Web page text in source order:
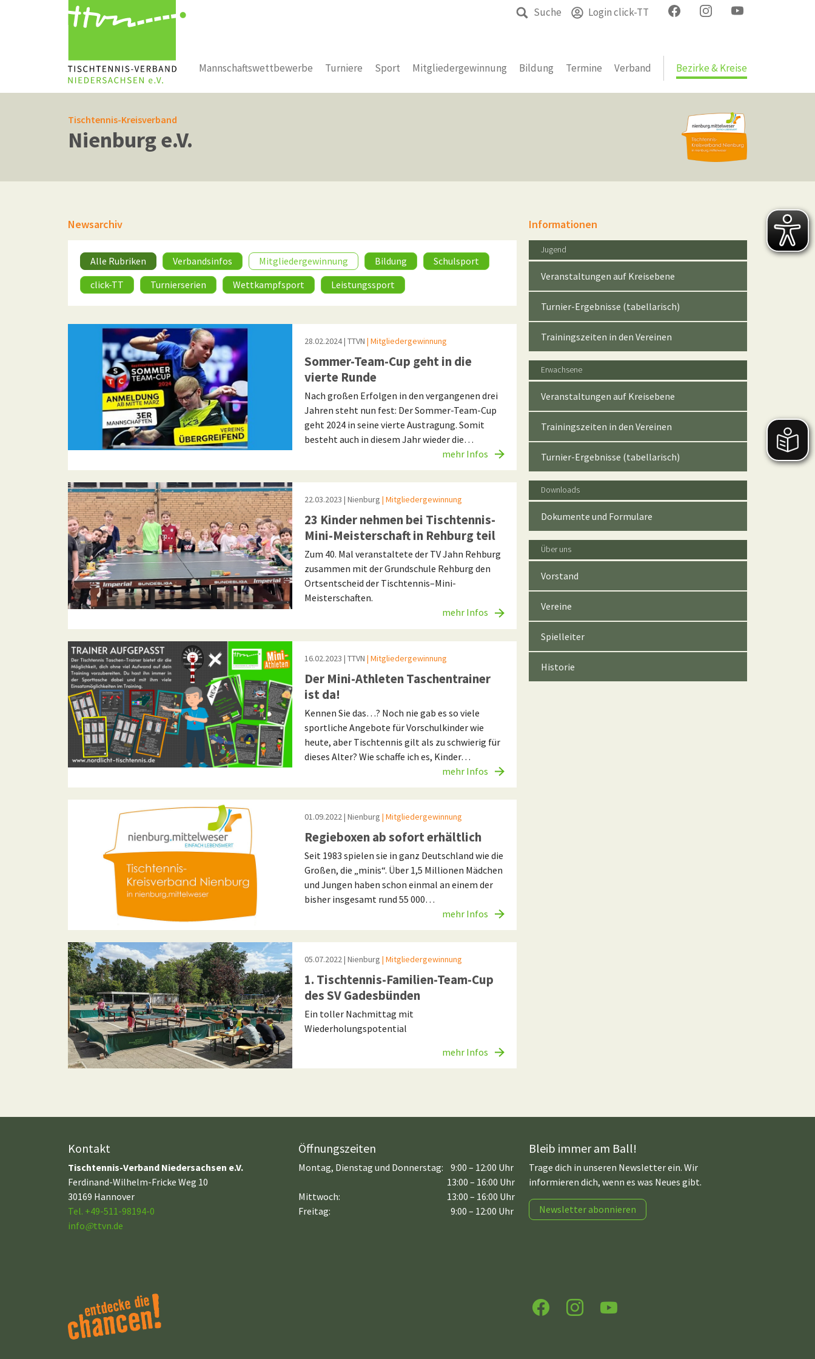
Suche Login click-TT
Mannschaftswettbewerbe Turniere Sport Mitgliedergewinnung Bildung Termine Verband Bezirke & Kreise
Tischtennis-Kreisverband
Nienburg e.V.
Newsarchiv
Alle Rubriken Verbandsinfos Mitgliedergewinnung Bildung
Schulsport
click-TT
Turnierserien Wettkampfsport Leistungssport
28.02.2024| TTVN | Mitgliedergewinnung
Sommer-Team-Cup geht in die
vierte Runde
Nach großen Erfolgen in den vergangenen drei
Jahren steht nun fest: Der Sommer-Team-Cup
geht 2024 in seine vierte Austragung. Somit
besteht auch in diesem Jahr wieder die…
mehr Infos
22.03.2023 | Nienburg | Mitgliedergewinnung
23 Kinder nehmen bei Tischtennis-
Mini-Meisterschaft in Rehburg teil
Zum 40. Mal veranstaltete der TV Jahn Rehburg
zusammen mit der Grundschule Rehburg den
Ortsentscheid der Tischtennis–Mini-
Meisterschaften.
mehr Infos
16.02.2023 | TTVN | Mitgliedergewinnung
Der Mini-Athleten Taschentrainer
ist da!
Kennen Sie das…? Noch nie gab es so viele
sportliche Angebote für Vorschulkinder wie
heute, aber Tischtennis gilt als zu schwierig für
dieses Alter? Wie schaffe ich es, Kinder…
mehr Infos
01.09.2022| Nienburg | Mitgliedergewinnung
Regieboxen ab sofort erhältlich
Seit 1983 spielen sie in ganz Deutschland wie die
Großen, die „minis“. Über 1,5 Millionen Mädchen
und Jungen haben schon einmal an einem der
bisher insgesamt rund 55 000…
mehr Infos
05.07.2022| Nienburg | Mitgliedergewinnung
1. Tischtennis-Familien-Team-Cup
des SV Gadesbünden
Ein toller Nachmittag mit
Wiederholungspotential
mehr Infos
Informationen
Jugend
Veranstaltungen auf Kreisebene
Turnier-Ergebnisse (tabellarisch)
Trainingszeiten in den Vereinen
Erwachsene
Veranstaltungen auf Kreisebene
Trainingszeiten in den Vereinen
Turnier-Ergebnisse (tabellarisch)
Downloads
Dokumente und Formulare
Über uns
Vorstand
Vereine
Spielleiter
Historie
Kontakt
Tischtennis-Verband Niedersachsen e.V.
Ferdinand-Wilhelm-Fricke Weg 10
30169 Hannover
Tel. +49-511-98194-0
info@ttvn.de
Öffnungszeiten
Montag, Dienstag und Donnerstag:
9:00 – 12:00 Uhr
13:00 – 16:00 Uhr
Mittwoch:
Freitag:
13:00 – 16:00 Uhr
9:00 – 12:00 Uhr
Bleib immer am Ball!
Trage dich in unseren Newsletter ein. Wir
informieren dich, wenn es was Neues gibt.
Newsletter abonnieren